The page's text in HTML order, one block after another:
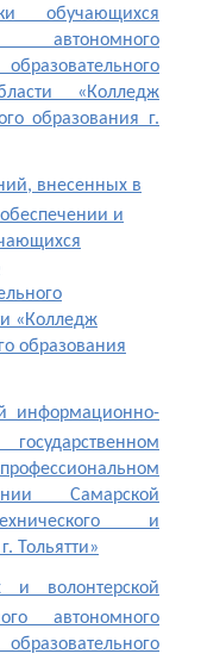
обучающихся
«Колледж
образования г.
внесенных в
и
«Колледж
образования
информационно-
Самарской
и
Тольятти»
и волонтерской
автономного